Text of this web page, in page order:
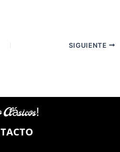
SIGUIENTE